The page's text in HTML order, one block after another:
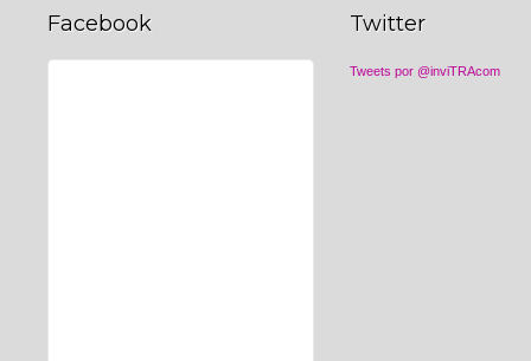
Facebook Twitter
Tweets por @inviTRAcom